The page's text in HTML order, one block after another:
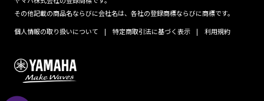
その他記載の商品名ならびに会社名は、各社の登録商標ならびに商標です。
個人情報の取り扱いについて 特定商取引法に基づく表示 利用規約